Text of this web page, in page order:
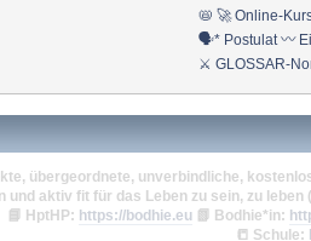
📛 🚀 Online-
🗣* Postulat 〰
⚔ GLOSSAR-
übergeordnete, unverbindliche,
und aktiv fit für das Leben zu sein, zu
📘 HptHP: https://bodhie.eu 📗 Bodhie*in:
📒 Schule: